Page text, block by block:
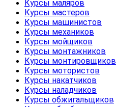
Курсы маляров
Курсы мастеров
Курсы машинистов
Курсы механиков
Курсы мойщиков
Курсы монтажников
Курсы монтировщиков
Курсы мотористов
Курсы накатчиков
Курсы наладчиков
Курсы обжигальщиков